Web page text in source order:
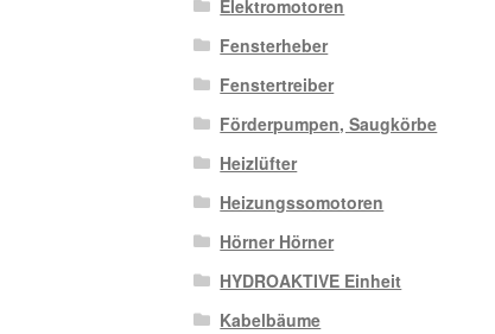
Elektromotoren
Fensterheber
Fenstertreiber
Förderpumpen, Saugkörbe
Heizlüfter
Heizungssomotoren
Hörner Hörner
HYDROAKTIVE Einheit
Kabelbäume